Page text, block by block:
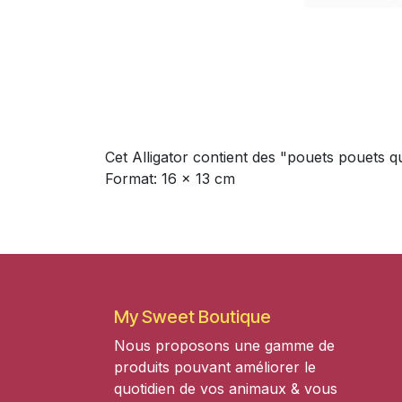
Cet Alligator contient des "pouets pouets
Format: 16 x 13 cm
My Sweet Boutique
Nous proposons une gamme de
produits pouvant améliorer le
quotidien de vos animaux & vous